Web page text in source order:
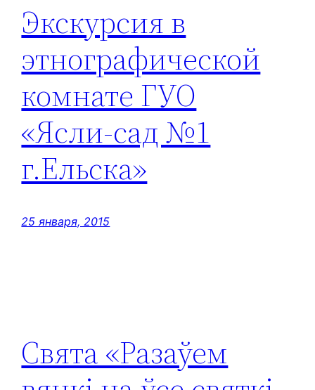
Экскурсия в
этнографической
комнате ГУО
«Ясли-сад №1
г.Ельска»
25 января, 2015
Свята «Разаўем